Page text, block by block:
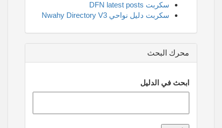
سكربت DFN latest posts
سكربت دليل نواحي Nwahy Directory V3
محرك البحث
ابحث في الدليل